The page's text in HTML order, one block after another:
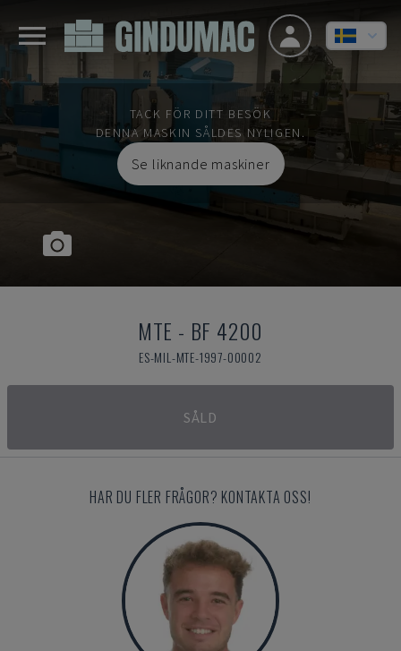
TACK FÖR DITT BESÖK
DENNA MASKIN SÅLDES NYLIGEN.
Se liknande maskiner
MTE - BF 4200
ES-MIL-MTE-1997-00002
SÅLD
HAR DU FLER FRÅGOR? KONTAKTA OSS!